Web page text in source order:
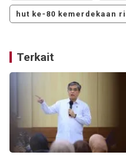
hut ke-80 kemerdekaan ri
Terkait